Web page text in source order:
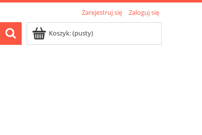
Zarejestruj się Zaloguj się
Koszyk:(pusty)